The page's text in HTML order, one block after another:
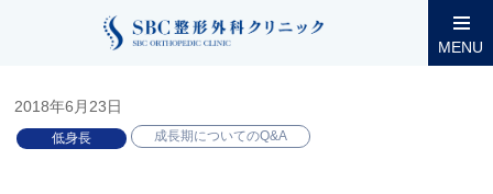
MENU
整形外科コラム 小児低身長 成長期についてのQ&A 骨端
2018年6月23日
低身長 成長期についてのQ&A